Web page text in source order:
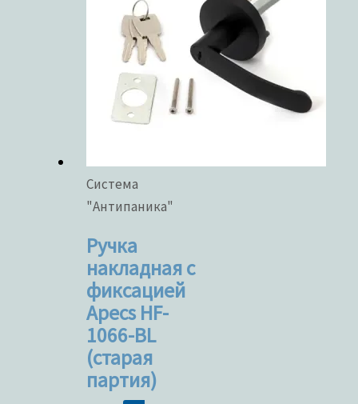
Система
"Антипаника"
Ручка
накладная с
фиксацией
Apecs HF-
1066-BL
(старая
партия)